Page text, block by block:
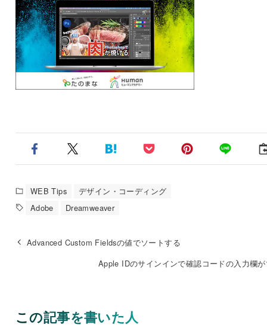
WEB Tips
デザイン・コーディング
Adobe
Dreamweaver
Advanced Custom Fieldsの値でソートする
Apple IDのサインインで確認コードの入力欄
この記事を書いた人